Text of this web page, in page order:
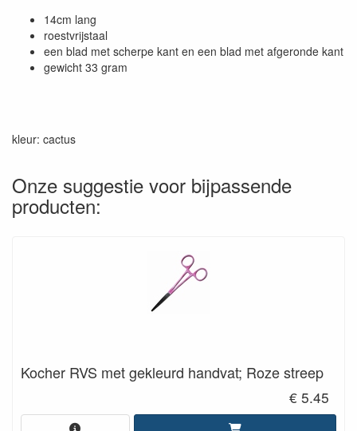
14cm lang
roestvrijstaal
een blad met scherpe kant en een blad met afgeronde kant
gewicht 33 gram
kleur: cactus
Onze suggestie voor bijpassende
producten:
Kocher RVS met gekleurd handvat; Roze streep
€ 5.45